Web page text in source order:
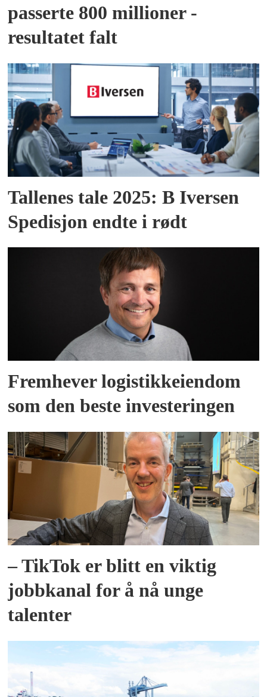
passerte 800 millioner -
resultatet falt
Tallenes tale 2025: B Iversen
Spedisjon endte i rødt
Fremhever logistikkeiendom
som den beste investeringen
– TikTok er blitt en viktig
jobbkanal for å nå unge
talenter